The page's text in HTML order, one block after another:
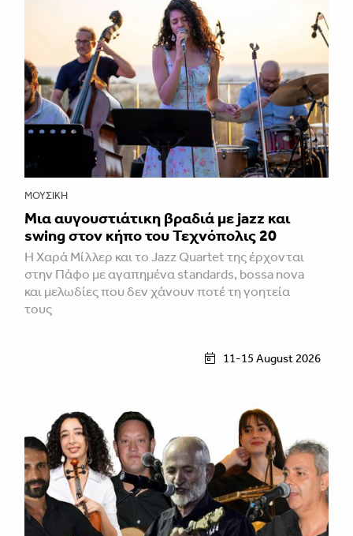
ΜΟΥΣΙΚΉ
Μια αυγουστιάτικη βραδιά με jazz και
swing στον κήπο του Τεχνόπολις 20
Η Χαρά Μίλλερ και το Jazz Quartet της έρχονται
στην Πάφο με αγαπημένα standards, bossa nova
και μελωδίες που δεν χάνουν ποτέ τη γοητεία
τους
11-15 August 2026